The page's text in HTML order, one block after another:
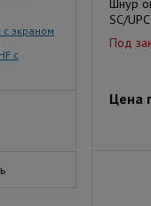
с экраном
с
Шнур
SC/
Под
Цена